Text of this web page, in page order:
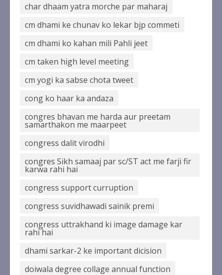
char dhaam yatra morche par maharaj
cm dhami ke chunav ko lekar bjp commeti
cm dhami ko kahan mili Pahli jeet
cm taken high level meeting
cm yogi ka sabse chota tweet
cong ko haar ka andaza
congres bhavan me harda aur preetam
samarthakon me maarpeet
congress dalit virodhi
congres Sikh samaaj par sc/ST act me farji fir
karwa rahi hai
congress support curruption
congress suvidhawadi sainik premi
congress uttrakhand ki image damage kar
rahi hai
dhami sarkar-2 ke important dicision
doiwala degree collage annual function